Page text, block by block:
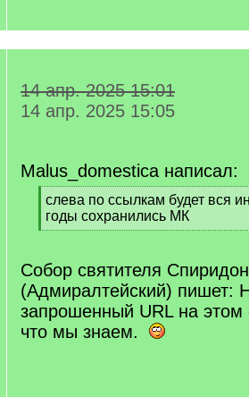
14 апр. 2025 15:01
14 апр. 2025 15:05
Malus_domestica написал:
[
q
]
слева по ссылкам будет вся
годы сохранились МК
[
q
]
Собор святителя
(Адмиралтейский) пишет:
запрошенный URL на этом
что мы знаем.